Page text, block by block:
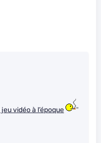
vidéo à l’époque
"